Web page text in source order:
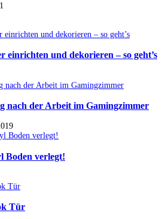
einrichten und dekorieren – so geht’s
nach der Arbeit im Gamingzimmer
Boden verlegt!
Tür